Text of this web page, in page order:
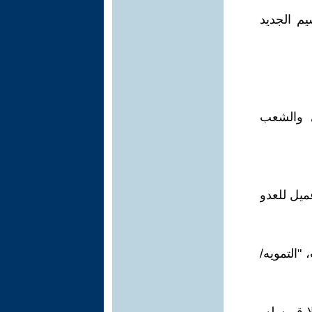
الجديد
وترك 16 الف امريكي والشعب
للعدو
"التمويه/